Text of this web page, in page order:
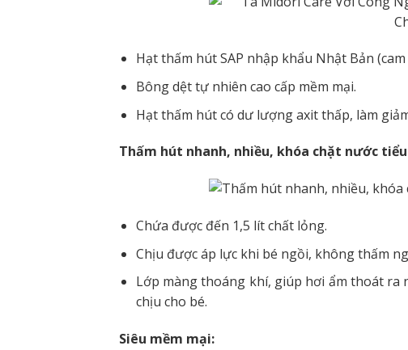
Hạt thấm hút SAP nhập khẩu Nhật Bản
Bông dệt tự nhiên cao cấp mềm mại.
Hạt thấm hút có dư lượng axit thấp, làm
Thấm hút nhanh, nhiều, khóa chặt nước
Chứa được đến 1,5 lít chất lỏng.
Chịu được áp lực khi bé ngồi, không thấm
Lớp màng thoáng khí, giúp hơi ẩm thoát
chịu cho bé.
Siêu mềm mại: